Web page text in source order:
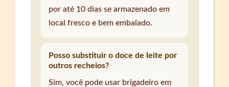
por até 10 dias se armazenado em
local fresco e bem embalado.
Posso substituir o doce de leite por
outros recheios?
Sim, você pode usar brigadeiro em